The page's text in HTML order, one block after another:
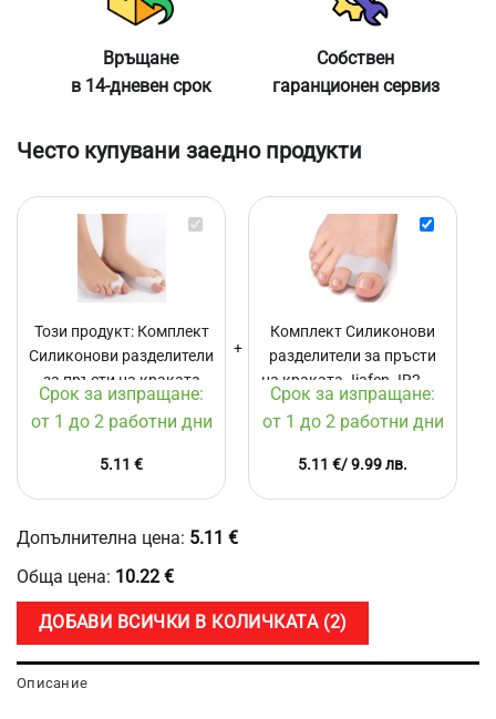
Връщане
в 14-дневен срок
Собствен
гаранционен сервиз
Често купувани заедно продукти
Комплект
на
краката
Jiafen
JB2,
За
втори
Подходящ
и
припокриващи
се
пръсти,
Този продукт: Комплект
Силиконови разделители
за пръсти на краката
Jiafen JB2, За първи и
втори пръст, Подходящ
пръсти, 2 Броя
Срок за изпращане:
от 1 до 2 работни дни
5.11 €
Комплект
на
краката
Jiafen
JR2,
За
втори
пръсти,
Комплект Силиконови
разделители за пръсти
на краката Jiafen JR2, За
първи и втори пръст,
Подходящ за бунион и
Срок за изпращане:
от 1 до 2 работни дни
5.11 €/ 9.99 лв.
Допълнителна цена: 5.11 €
Обща цена: 10.22 €
ДОБАВИ ВСИЧКИ В КОЛИЧКАТА 2
Описание